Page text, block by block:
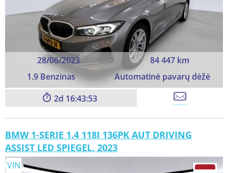
28/06/2023
84 447 km
1.9 Benzinas
Automatinė pavarų dėžė
2 16:43:51
BMW 1-SERIE 1.4 118I 136PK AUT DRIVING
ASSIST LED SPIEGEL, 2023
VIN